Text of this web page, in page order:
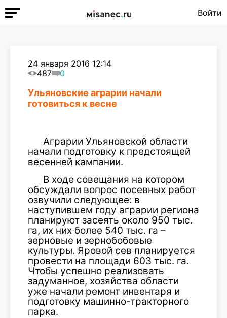
Войти
24 января 2016 12:14
487
0
Ульяновские аграрии начали
готовиться к весне
Аграрии Ульяновской области
начали подготовку к предстоящей
весенней кампании.
В ходе совещания на котором
обсуждали вопрос посевных работ
озвучили следующее: в
наступившем году аграрии региона
планируют засеять около 950 тыс.
га, их них более 540 тыс. га –
зерновые и зернобобовые
культуры. Яровой сев планируется
провести на площади 603 тыс. га.
Чтобы успешно реализовать
задуманное, хозяйства области
уже начали ремонт инвентаря и
подготовку машинно-тракторного
парка.